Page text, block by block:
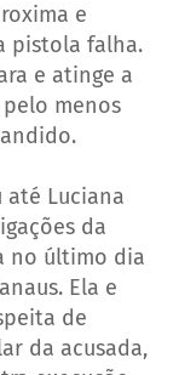
e
pistola falha.
e atinge a
menos
até Luciana
da
no último dia
Ela e
de
da acusada,